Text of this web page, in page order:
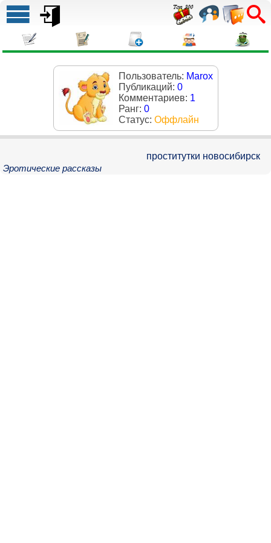
Пользователь: Marox
Публикаций: 0
Комментариев: 1
Ранг: 0
Статус: Оффлайн
Эротические рассказы
проститутки новосибирск